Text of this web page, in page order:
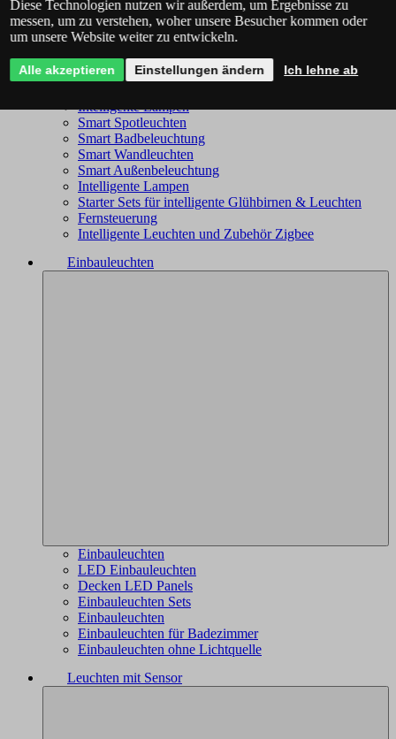
Philips Hue - das komplette Angebot
Immax NEO - komplettes Sortiment
Trio Wiz - das komplette Angebot
Smart Kronleuchter
Smart Deckenleuchten
Intelligente Lampen
Smart Spotleuchten
Smart Badbeleuchtung
Smart Wandleuchten
Smart Außenbeleuchtung
Intelligente Lampen
Starter Sets für intelligente Glühbirnen & Leuchten
Fernsteuerung
Intelligente Leuchten und Zubehör Zigbee
Einbauleuchten
Einbauleuchten
LED Einbauleuchten
Decken LED Panels
Einbauleuchten Sets
Einbauleuchten
Einbauleuchten für Badezimmer
Einbauleuchten ohne Lichtquelle
Leuchten mit Sensor
Diese Technologien nutzen wir außerdem, um Ergebnisse zu
messen, um zu verstehen, woher unsere Besucher kommen oder
um unsere Website weiter zu entwickeln.
Alle akzeptieren Einstellungen ändern Ich lehne ab